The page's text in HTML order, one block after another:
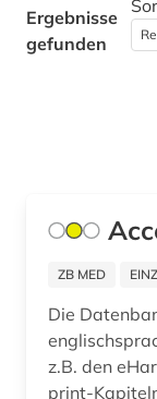
amager (1)
Ergebnisse
gefunden
ZB MED
Die
z.B. den
print-